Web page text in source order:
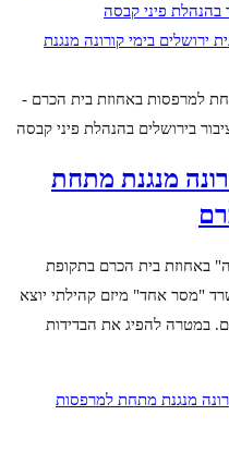
פיני קבסה
למרפסות באחוזת בית הכרם -
בירושלים בהנהלת פיני קבסה
מנגנת מתחת
באחוזת בית הכרם בתקופת
"מסר אחד" מיזם קהילתי יוצא
במטרה להפיג את הבדידות
מנגנת מתחת למרפסות